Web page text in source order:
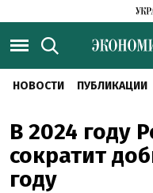
НОВОСТИ ПУБЛИКАЦИИ
В 2024 году
сократит
году